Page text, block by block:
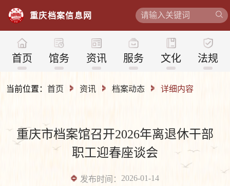
首页 馆务 资讯
重庆档案信息 网
服务 文化 法规
当前位置： 首页 资讯 档案动态 详细内容
重庆市档案馆召开2026年离退休干部
职工迎春座谈会
发布时间： 2026-01-14